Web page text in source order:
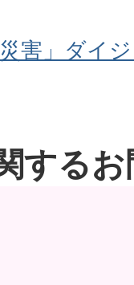
災害」ダイ
する